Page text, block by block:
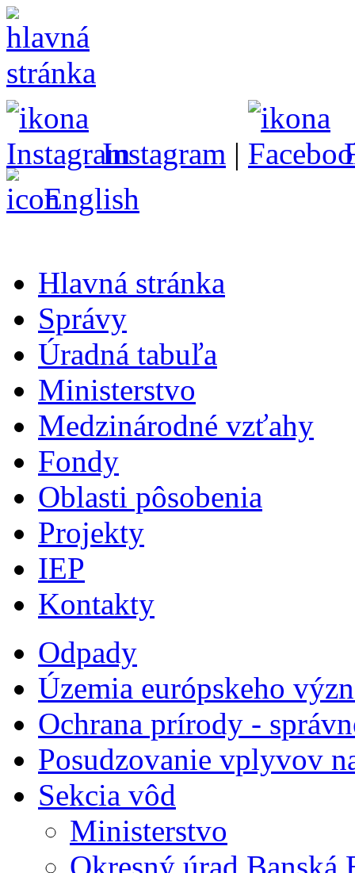
Instagram |
English
Hlavná stránka
Správy
Úradná tabuľa
Ministerstvo
Medzinárodné vzťahy
Fondy
Oblasti pôsobenia
Projekty
IEP
Kontakty
Odpady
Územia európskeho
Ochrana prírody -
Posudzovanie vplyvov
Sekcia vôd
Ministerstvo